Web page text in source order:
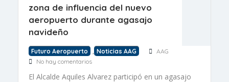
zona de influencia del nuevo
aeropuerto durante agasajo
navideño
Futuro Aeropuerto Noticias AAG
AAG
No hay comentarios
El Alcalde Aquiles Alvarez participó en un agasajo